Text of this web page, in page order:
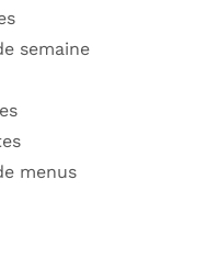
semaine
menus